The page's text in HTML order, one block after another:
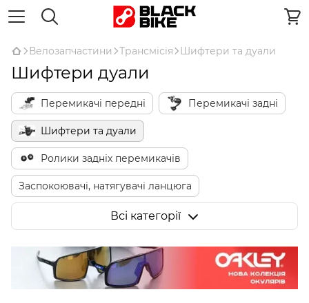
Велозапчастини Трансмісія Шифтери та дуали
Шифтери дуали
Перемикачі передні Перемикачі задні
Шифтери та дуали
Ролики задніх перемикачів
Заспокоювачі, натягувачі ланцюга
Комплектуючі для електронної трансмісії
Тримачі перемикача
Всі категорії